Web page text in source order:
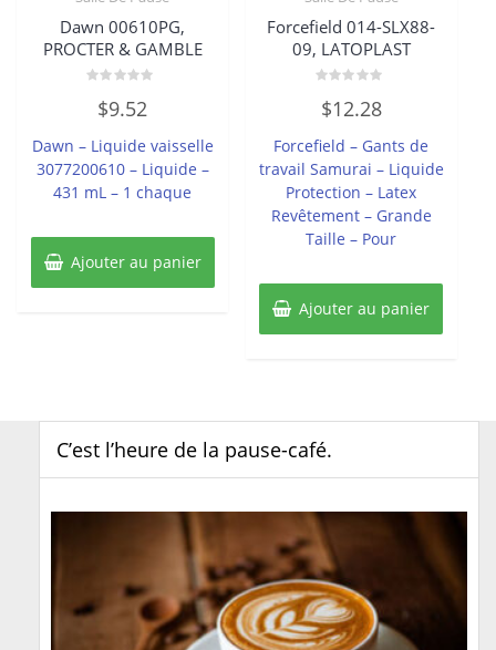
Dawn 00610PG,
PROCTER & GAMBLE
sur
$9.52
Dawn – Liquide vaisselle
3077200610 – Liquide –
431 mL – 1 chaque
Ajouter au panier
Forcefield 014-SLX88-
09, LATOPLAST
0
sur
$12.28
Forcefield – Gants de
travail Samurai – Liquide
Protection – Latex
Revêtement – Grande
Taille – Pour
Ajouter au panier
C’est l’heure de la pause-café.